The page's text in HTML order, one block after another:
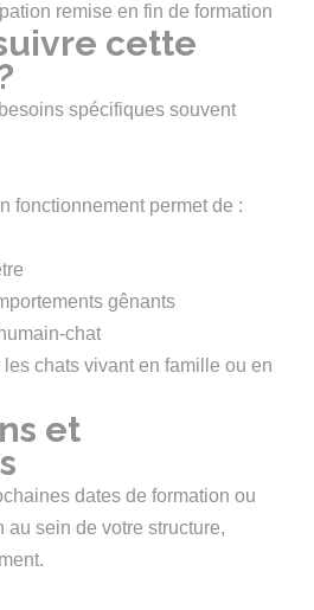
remise en fin de formation
cette
spécifiques souvent
fonctionnement permet de :
gênants
chat
chats vivant en famille ou en
et
dates de formation ou
sein de votre structure,